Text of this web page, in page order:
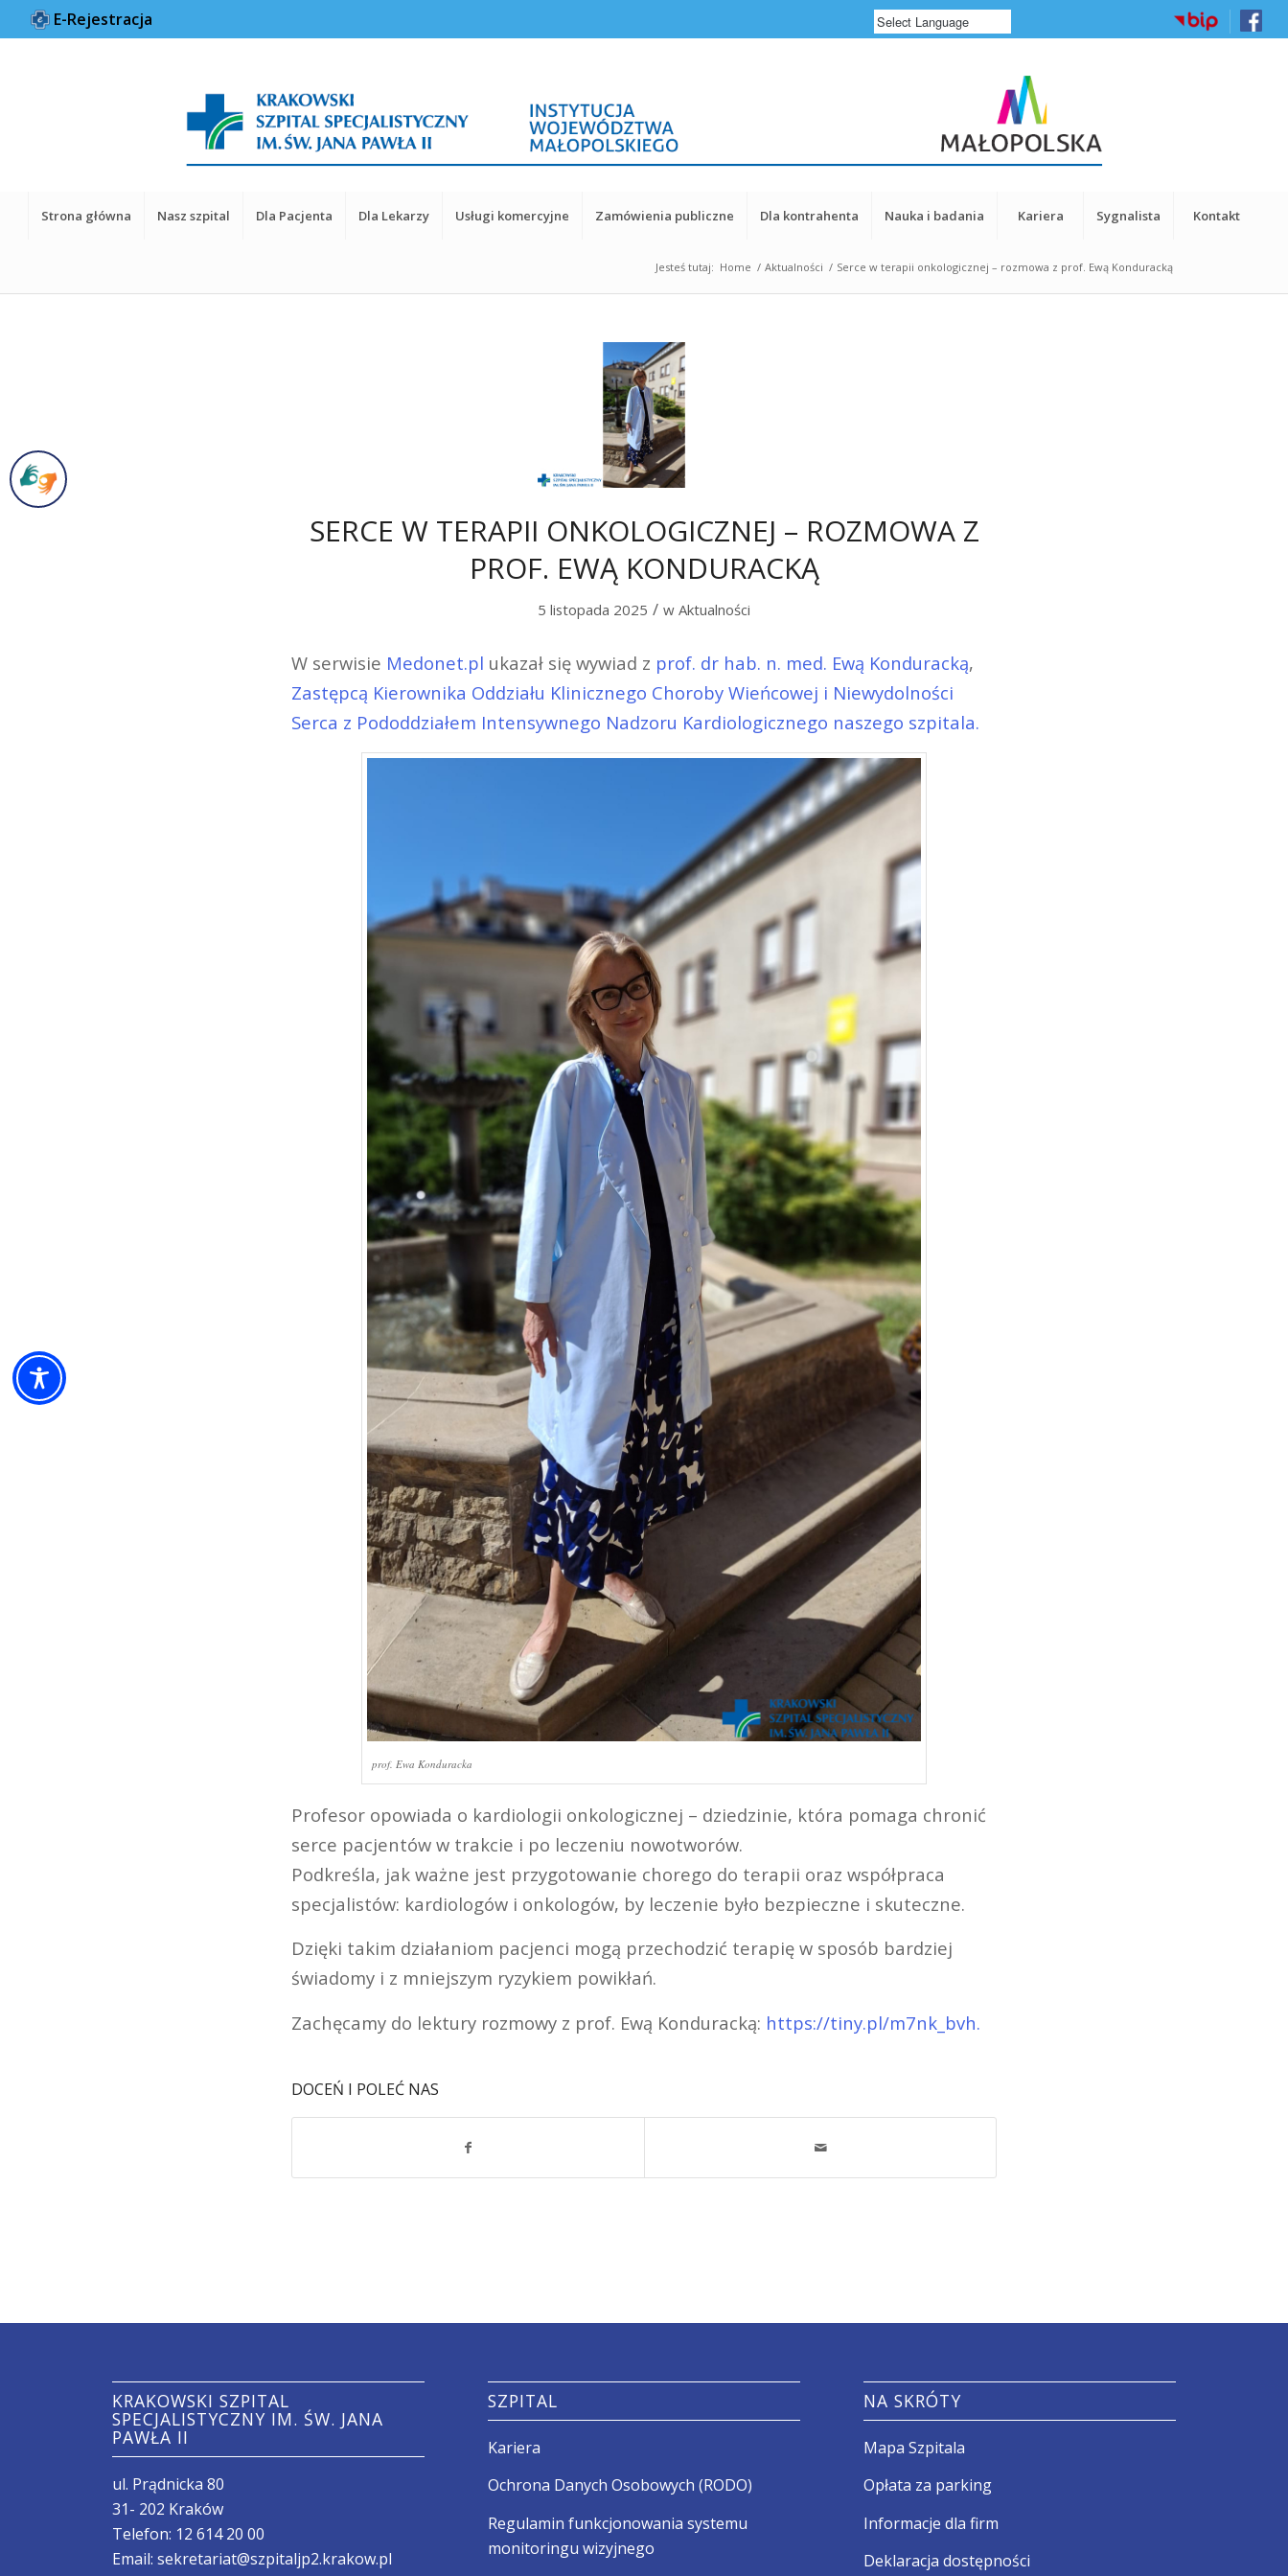
E-Rejestracja
Strona główna Nasz szpital Dla Pacjenta Dla Lekarzy Usługi komercyjne Zamówienia publiczne Dla kontrahenta Nauka i badania Kariera Sygnalista Kontakt
Jesteś tutaj: Home / Aktualności / Serce w terapii onkologicznej – rozmowa z prof. Ewą Konduracką
SERCE W TERAPII ONKOLOGICZNEJ – ROZMOWA Z
PROF. EWĄ KONDURACKĄ
5 listopada 2025 / w Aktualności
W serwisie Medonet.pl ukazał się wywiad z prof. dr hab. n. med. Ewą Konduracką,
Zastępcą Kierownika Oddziału Klinicznego Choroby Wieńcowej i Niewydolności
Serca z Pododdziałem Intensywnego Nadzoru Kardiologicznego naszego szpitala.
prof. Ewa Konduracka
Profesor opowiada o kardiologii onkologicznej – dziedzinie, która pomaga chronić
serce pacjentów w trakcie i po leczeniu nowotworów.
Podkreśla, jak ważne jest przygotowanie chorego do terapii oraz współpraca
specjalistów: kardiologów i onkologów, by leczenie było bezpieczne i skuteczne.
Dzięki takim działaniom pacjenci mogą przechodzić terapię w sposób bardziej
świadomy i z mniejszym ryzykiem powikłań.
Zachęcamy do lektury rozmowy z prof. Ewą Konduracką: https://tiny.pl/m7nk_bvh.
DOCEŃ I POLEĆ NAS
KRAKOWSKI SZPITAL
SPECJALISTYCZNY IM. ŚW. JANA
PAWŁA II
ul. Prądnicka 80
31- 202 Kraków
Telefon: 12 614 20 00
Email:sekretariat@szpitaljp2.krakow.pl
SZPITAL
Kariera
Ochrona Danych Osobowych (RODO)
Regulamin funkcjonowania systemu
monitoringu wizyjnego
NA SKRÓTY
Mapa Szpitala
Opłata za parking
Informacje dla firm
Deklaracja dostępności